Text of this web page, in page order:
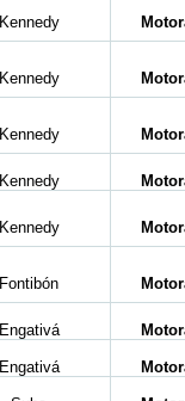
Kennedy
Kennedy
Kennedy
Kennedy
Kennedy
Fontibón
Engativá
Engativá